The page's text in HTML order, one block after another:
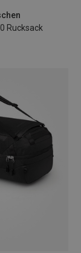
Rucksack